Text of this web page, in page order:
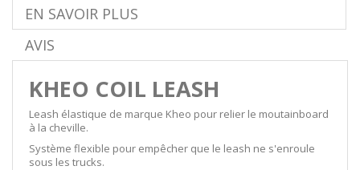
EN SAVOIR PLUS
AVIS
KHEO COIL LEASH
Leash élastique de marque Kheo pour relier le moutainboard
à la cheville.
Système flexible pour empêcher que le leash ne s'enroule
sous les trucks.